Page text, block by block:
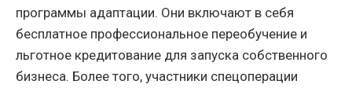
программы адаптации. Они включают в себя
бесплатное профессиональное переобучение и
льготное кредитование для запуска собственного
бизнеса. Более того, участники спецоперации